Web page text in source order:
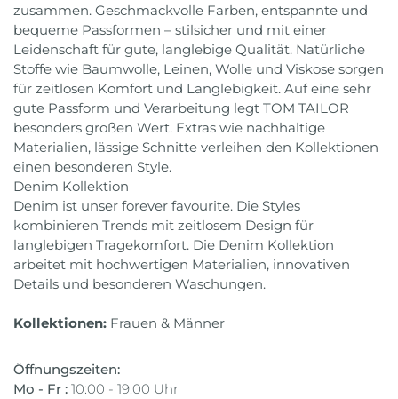
zusammen. Geschmackvolle Farben, entspannte und
bequeme Passformen – stilsicher und mit einer
Leidenschaft für gute, langlebige Qualität. Natürliche
Stoffe wie Baumwolle, Leinen, Wolle und Viskose sorgen
für zeitlosen Komfort und Langlebigkeit. Auf eine sehr
gute Passform und Verarbeitung legt TOM TAILOR
besonders großen Wert. Extras wie nachhaltige
Materialien, lässige Schnitte verleihen den Kollektionen
einen besonderen Style.
Denim Kollektion
Denim ist unser forever favourite. Die Styles
kombinieren Trends mit zeitlosem Design für
langlebigen Tragekomfort. Die Denim Kollektion
arbeitet mit hochwertigen Materialien, innovativen
Details und besonderen Waschungen.
Kollektionen: Frauen & Männer
Öffnungszeiten:
Mo - Fr : 10:00 - 19:00 Uhr